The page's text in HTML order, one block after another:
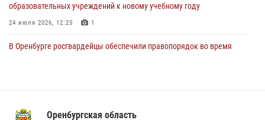
образовательных учреждений к новому учебному году
24 июля 2026, 12:25 1
В Оренбурге росгвардейцы обеспечили правопорядок во время
08 июля 2026, 12:58 4
Оренбургская область